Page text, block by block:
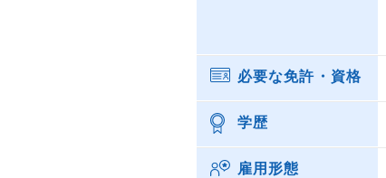
必要な免許・資格
学歴
雇用形態